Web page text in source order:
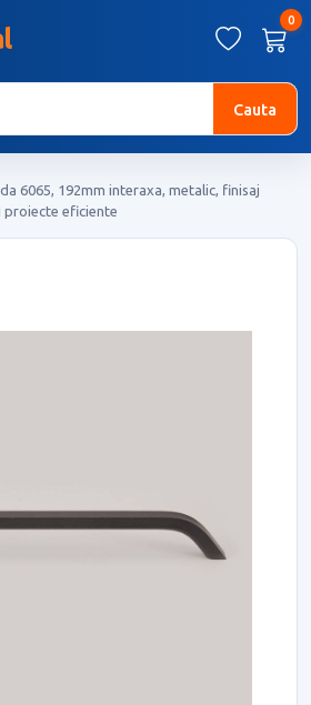
0
Cauta
6065, 192mm interaxa, metalic, finisaj
proiecte eficiente